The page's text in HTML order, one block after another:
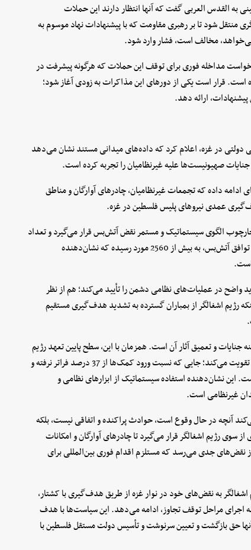
به القدس العربی گفت که آنها انتظار دارند این حملات
منتقل شود تا بر رهبری مقاومت که با پیشنهادات نهاد موسوم به
مخالف است، فشار وارد شود.
مداخله فوری برای توقف این حملات که هرگونه پیشرفت در
قرار است یکی از دورهای این مذاکرات به زودی آغاز شود؛
ارائه دهد.
دولتی در غزه، اعلام کرد که داده‌های میدانی مستند نشان می‌دهد
صهیونیست‌ها علیه غیرنظامیان را تجربه کرده است.
داده که تجمعات غیرنظامیان، چادرهای آوارگان و مناطق
عمدی نیروهای پلیس فلسطین در غزه.
الگوی سیستماتیک و مستمر نقض‌ آتش‌بس قرار می‌گیرد و تعداد
نقض‌های روزانه تا اوایل هفته گذشته، از زمان اجرایی شدن توافق آتش‌بس، به بیش از 2560 مورد رسیده که نشان‌دهنده
است.
واضح در عملیات‌های نظامی دشمن را تأیید می‌کند؛ هم از نظر
اشغالگر از بمباران گسترده به تشدید هدف‌گیری مستقیم
و تعمیق آثار آن است. همزمان با این، سطح پایین تعهد رژیم
اشغالگر به الزامات بشردوستانه، این مسیر تشدید تنش‌ها را تقویت می‌کند؛ جایی که نسبت ورود کمک‌ها از 37 درصد فراتر نرفته و
رفح تنها 28 درصد بوده است. این نشان‌دهنده استفاده سیستماتیک از ابزارهای نظامی و
غیرنظامی است.
آنچه در حال وقوع است، حوادث پراکنده و اتفاقی نیست، بلکه
رژیم اشغالگر قرار می‌گیرد تا چادرهای آوارگان و امکانات
نقض‌های جدی می‌رسد که مستلزم اقدام فوری بین‌المللی برای
به نقض‌های خود در نوار غزه از طریق هدف‌گیری با کشتار،
اجرای مراحل توقف تجاوز، ادامه می‌دهد. این سیاست‌ها با هدف
حق بازگشت و تعیین سرنوشت و تأسیس دولت مستقل فلسطین با